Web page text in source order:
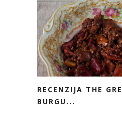
RECENZIJA THE
BURGU...